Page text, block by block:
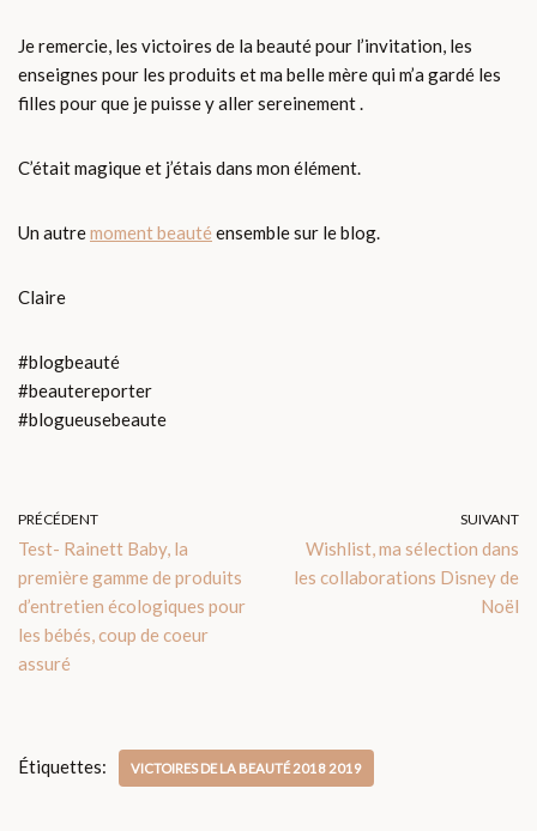
Je remercie, les victoires de la beauté pour l’invitation, les
enseignes pour les produits et ma belle mère qui m’a gardé les
filles pour que je puisse y aller sereinement .
C’était magique et j’étais dans mon élément.
Un autremoment beauté ensemble sur le blog.
Claire
#blogbeauté
#beautereporter
#blogueusebeaute
PRÉCÉDENT
Test- Rainett Baby, la
première gamme de produits
d’entretien écologiques pour
les bébés, coup de coeur
assuré
SUIVANT
Wishlist, ma sélection dans
les collaborations Disney de
Noël
Étiquettes: VICTOIRES DE LA BEAUTÉ 2018 2019